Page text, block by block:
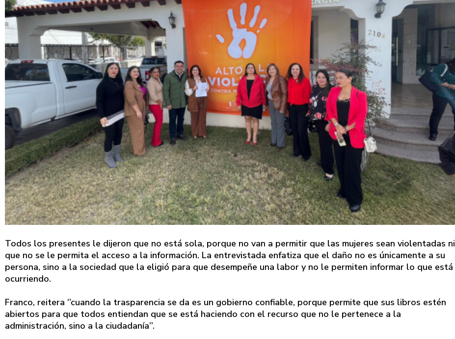
Todos los presentes le dijeron que no está sola, porque no van a permitir que las mujeres sean violentadas ni
que no se le permita el acceso a la información. La entrevistada enfatiza que el daño no es únicamente a su
persona, sino a la sociedad que la eligió para que desempeñe una labor y no le permiten informar lo que está
ocurriendo.
Franco, reitera ‘’cuando la trasparencia se da es un gobierno confiable, porque permite que sus libros estén
abiertos para que todos entiendan que se está haciendo con el recurso que no le pertenece a la
administración, sino a la ciudadanía’’.